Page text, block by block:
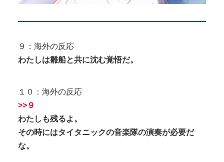
９：海外の反応
わたしは雛船と共に沈む覚悟だ。
１０：海外の反応
>>９
わたしも残るよ。
その時にはタイタニックの音楽隊の演奏が必要だ
な。